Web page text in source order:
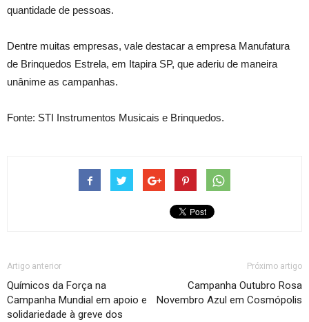
quantidade de pessoas.
Dentre muitas empresas, vale destacar a empresa Manufatura
de Brinquedos Estrela, em Itapira SP, que aderiu de maneira
unânime as campanhas.
Fonte: STI Instrumentos Musicais e Brinquedos.
Artigo anterior
Químicos da Força na
Campanha Mundial em apoio e
solidariedade à greve dos
Próximo artigo
Campanha Outubro Rosa
Novembro Azul em Cosmópolis